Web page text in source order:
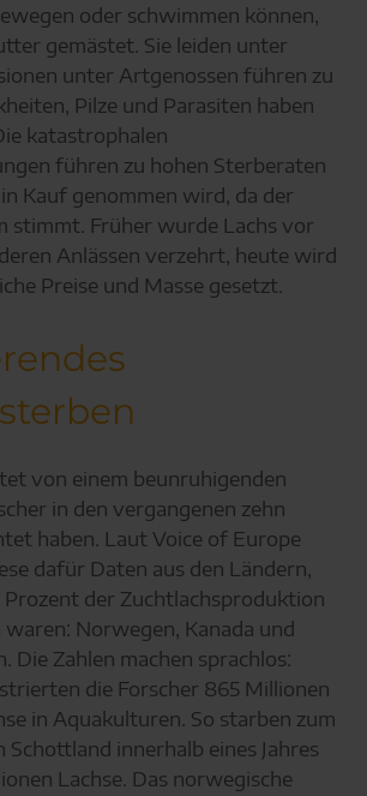
oder schwimmen können,
gemästet. Sie leiden unter
unter Artgenossen führen zu
Pilze und Parasiten haben
katastrophalen
führen zu hohen Sterberaten
Kauf genommen wird, da der
stimmt. Früher wurde Lachs vor
Anlässen verzehrt, heute wird
Preise und Masse gesetzt.
von einem beunruhigenden
in den vergangenen zehn
haben. Laut Voice of Europe
dafür Daten aus den Ländern,
der Zuchtlachsproduktion
Norwegen, Kanada und
Die Zahlen machen sprachlos:
die Forscher 865 Millionen
in Aquakulturen. So starben zum
Schottland innerhalb eines Jahres
Lachse. Das norwegische